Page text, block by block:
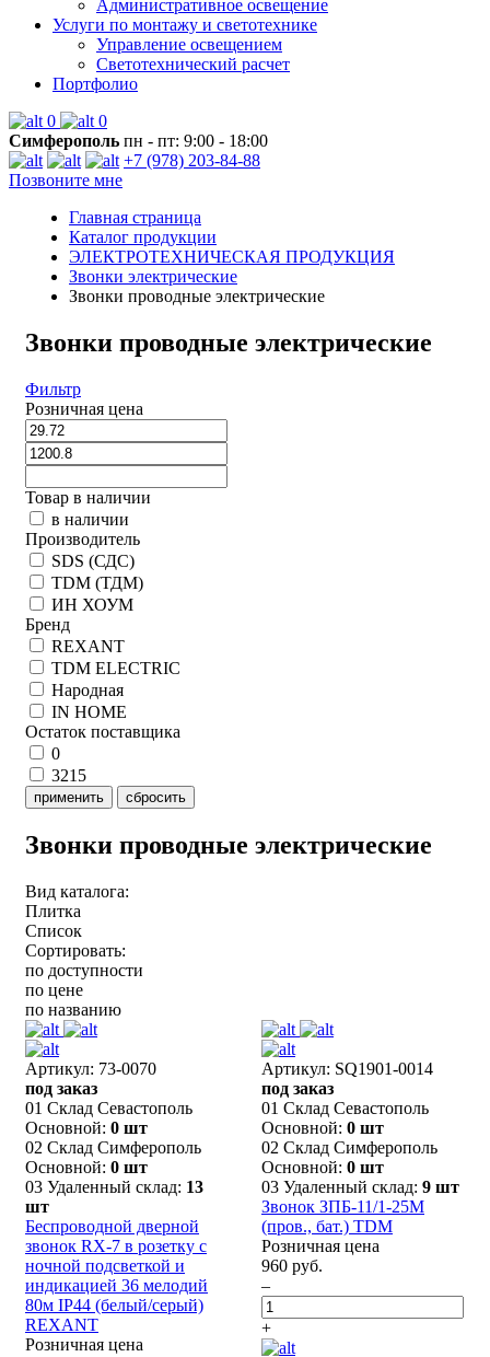
Административное освещение
Услуги по монтажу и светотехнике
Управление освещением
Светотехнический расчет
Портфолио
0
0
Симферополь пн - пт: 9:00 - 18:00
+7 (978) 203-84-88
Позвоните мне
Главная страница
Каталог продукции
ЭЛЕКТРОТЕХНИЧЕСКАЯ ПРОДУКЦИЯ
Звонки электрические
Звонки проводные электрические
Звонки проводные электрические
Фильтр
Розничная цена
Товар в наличии
в наличии
Производитель
SDS (СДС)
TDM (ТДМ)
ИН ХОУМ
Бренд
REXANT
TDM ELECTRIC
Народная
IN HOME
Остаток поставщика
0
3215
применить сбросить
Звонки проводные электрические
Вид каталога:
Плитка
Список
Сортировать:
по доступности
по цене
по названию
Артикул: 73-0070
под заказ
01 Склад Севастополь
Основной: 0 шт
02 Склад Симферополь
Основной: 0 шт
03 Удаленный склад: 13
шт
Беспроводной дверной
звонок RX-7 в розетку с
ночной подсветкой и
индикацией 36 мелодий
80м IP44 (белый/серый)
REXANT
Розничная цена
Артикул: SQ1901-0014
под заказ
01 Склад Севастополь
Основной: 0 шт
02 Склад Симферополь
Основной: 0 шт
03 Удаленный склад: 9 шт
Звонок ЗПБ-11/1-25М
(пров., бат.) TDM
Розничная цена
960 руб.
–
+